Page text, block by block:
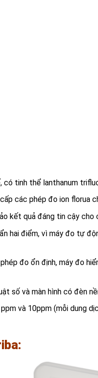
tinh thể lanthanum
các phép đo ion florua
kết quả đáng tin cậy cho
hai điểm, vì máy đo tự
đo ổn định, máy đo
số và màn hình có đèn
và 10ppm (mỗi dung